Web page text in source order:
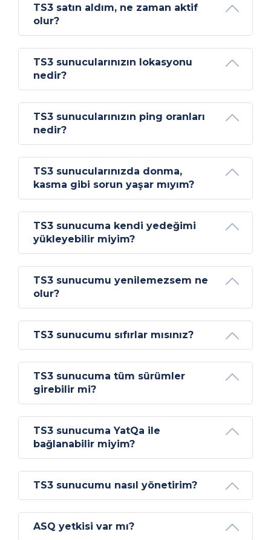
TS3 satın aldım, ne zaman aktif
olur?
TS3 sunucularınızın lokasyonu
nedir?
TS3 sunucularınızın ping oranları
nedir?
TS3 sunucularınızda donma,
kasma gibi sorun yaşar mıyım?
TS3 sunucuma kendi yedeğimi
yükleyebilir miyim?
TS3 sunucumu yenilemezsem ne
olur?
TS3 sunucumu sıfırlar mısınız?
TS3 sunucuma tüm sürümler
girebilir mi?
TS3 sunucuma YatQa ile
bağlanabilir miyim?
TS3 sunucumu nasıl yönetirim?
ASQ yetkisi var mı?